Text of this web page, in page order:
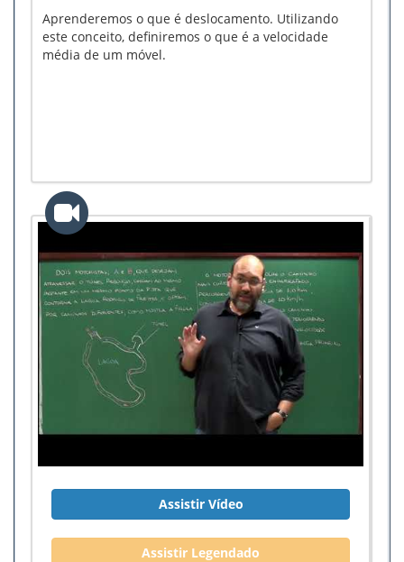
Aprenderemos o que é deslocamento. Utilizando
este conceito, definiremos o que é a velocidade
média de um móvel.
Assistir Vídeo
Assistir Legendado